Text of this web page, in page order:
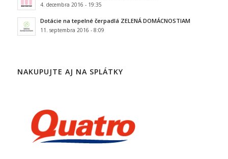
4. decembra 2016 - 19:35
Dotácie na tepelné čerpadlá ZELENÁ DOMÁCNOSTIAM
11. septembra 2016 - 8:09
NAKUPUJTE AJ NA SPLÁTKY